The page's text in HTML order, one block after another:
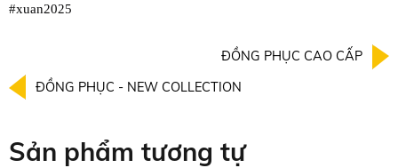
#xuan2025
ĐỒNG PHỤC CAO CẤP
ĐỒNG PHỤC - NEW COLLECTION
Sản phẩm tương tự